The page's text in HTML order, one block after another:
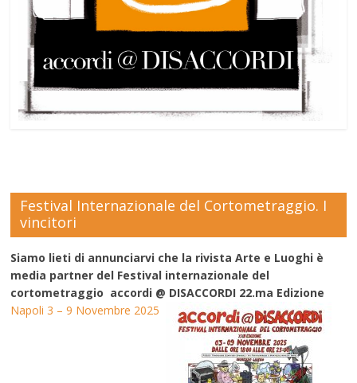
Festival Internazionale del Cortometraggio. I
vincitori
Siamo lieti di annunciarvi che la rivista Arte e Luoghi è
media partner del Festival internazionale del
cortometraggio accordi @ DISACCORDI 22.ma Edizione
Napoli 3 – 9 Novembre 2025